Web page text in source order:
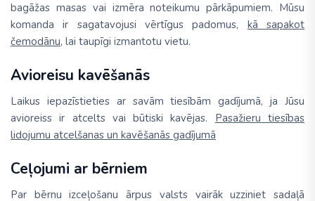
bagāžas masas vai izmēra noteikumu pārkāpumiem. Mūsu
komanda ir sagatavojusi vērtīgus padomus, kā sapakot
čemodānu, lai taupīgi izmantotu vietu.
Avioreisu kavēšanās
Laikus iepazīstieties ar savām tiesībām gadījumā, ja Jūsu
avioreiss ir atcelts vai būtiski kavējas. Pasažieru tiesības
lidojumu atcelšanas un kavēšanās gadījumā
Ceļojumi ar bērniem
Par bērnu izceļošanu ārpus valsts vairāk uzziniet sadaļā